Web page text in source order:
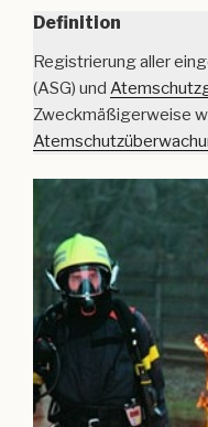
Definition
Registrierung aller
(ASG) und
Zweckmäßigerweise